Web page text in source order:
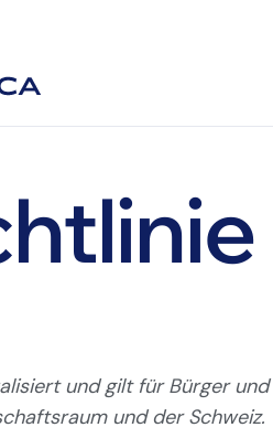
und gilt für Bürger und
und der Schweiz.